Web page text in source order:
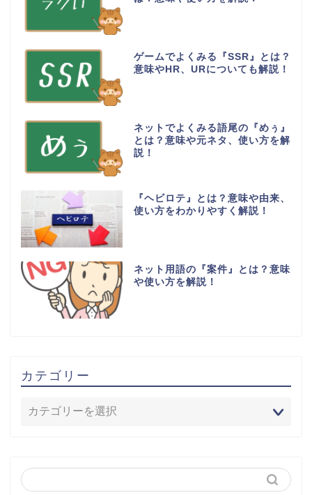
ゲームでよくみる『SSR』とは？
意味やHR、URについても解説！
ネットでよくみる語尾の『めぅ』
とは？意味や元ネタ、使い方を解
説！
『ヘビロテ』とは？意味や由来、
使い方をわかりやすく解説！
ネット用語の『案件』とは？意味
や使い方を解説！
カテゴリー